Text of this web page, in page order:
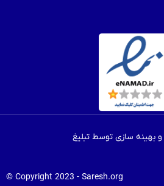
سازی توسط تبلیغ
Copyright 2023 - Saresh.org ©